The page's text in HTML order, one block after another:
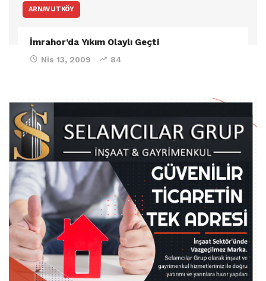
ARNAVUTKÖY
İmrahor’da Yıkım Olaylı Geçti
Nis 13, 2009 84